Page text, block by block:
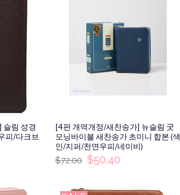
슬림 성경
피/다크브
[4판 개역개정/새찬송가] 뉴슬림 굿
모닝바이블 새찬송가 초미니 합본 (색
인/지퍼/천연우피/네이비)
$72.00 $50.40